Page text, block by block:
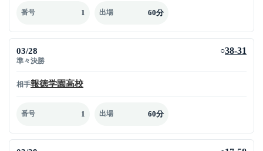
番号 1 出場 60分
03/28
準々決勝
○38-31
相手報徳学園高校
番号 1 出場 60分